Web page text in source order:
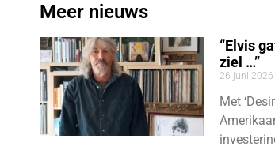
Meer nieuws
“Elvis
ziel …”
26 juni 2026
Met